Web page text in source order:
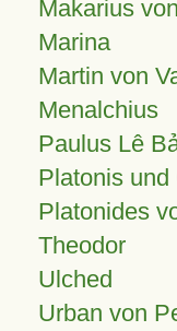
Makarius
Marina
Martin von
Menalchius
Paulus Lê
Platonis und
Platonides
Theodor
Ulched
Urban von